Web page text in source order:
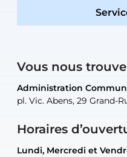
Vous nous
Administration
pl. Vic. Abens, 29 Grand-
Horaires
Lundi, Mercredi et
Administration
pl. Vic. Abens, 29 Grand-
Lundi, Mercredi et
Administration
pl. Vic. Abens, 29 Grand-
uniquement sur rendez-
Administration
pl. Vic. Abens, 29 Grand-
uniquement sur rendez-
Atelier Communal de la
30, rue Neugarten, L-
uniquement sur rendez-